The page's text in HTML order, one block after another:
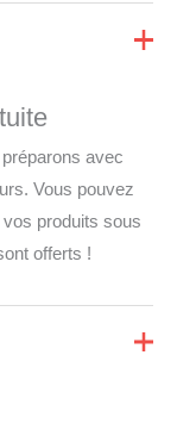
avec
Vous pouvez
produits sous
offerts !